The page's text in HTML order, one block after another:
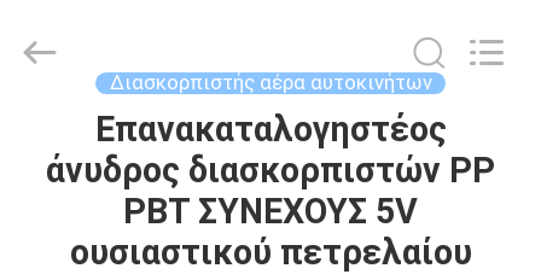
ΠΡΟΪΌΝΤΑ
Διασκορπιστής αέρα αυτοκινήτων
Επανακαταλογηστέος
άνυδρος διασκορπιστών PP
PBT ΣΥΝΕΧΟΥΣ 5V
ουσιαστικού πετρελαίου